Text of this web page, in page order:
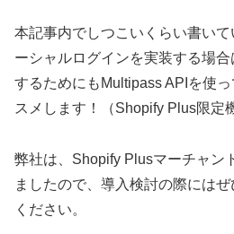
本記事内でしつこいくらい書い
ーシャルログインを実装する場
するためにもMultipass APIを使
スメします！（Shopify Plus限定
弊社は、Shopify Plusマーチャン
ましたので、導入検討の際には
ください。